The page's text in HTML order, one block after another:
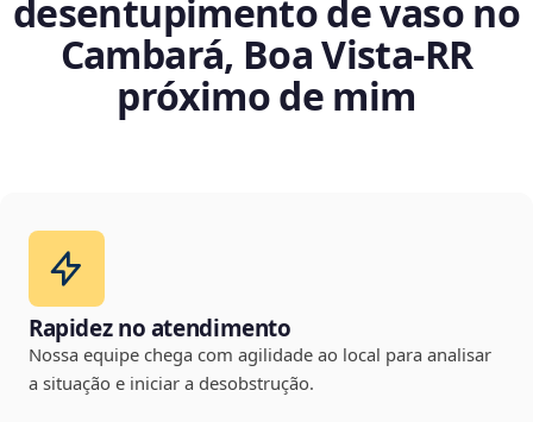
desentupimento de vaso no
Cambará, Boa Vista‑RR
próximo de mim
Rapidez no atendimento
Nossa equipe chega com agilidade ao local para analisar
a situação e iniciar a desobstrução.